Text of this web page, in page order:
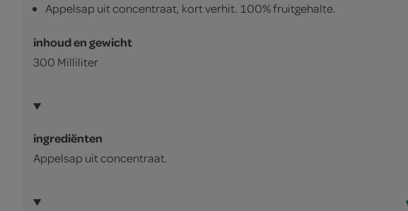
Appelsap uit concentraat, kort verhit. 100% fruitgehalte.
inhoud en gewicht
300 Milliliter
ingrediënten
Appelsap uit concentraat.